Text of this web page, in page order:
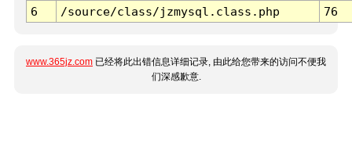
6
/source/class/jzmysql.class.php 76
www.365jz.com 已经将此出错信息详细记录, 由此给您带来的访问不便我
们深感歉意.